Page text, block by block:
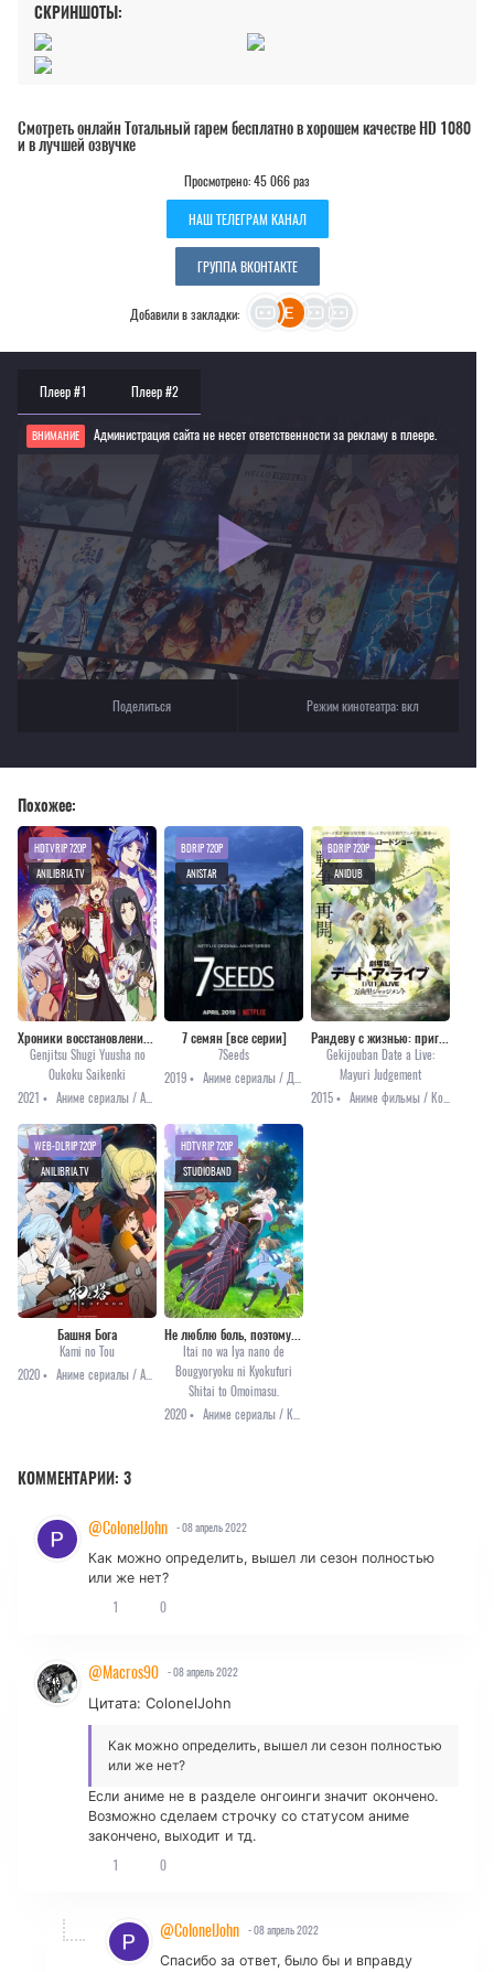
СКРИНШОТЫ:
Смотреть онлайн Тотальный гарем бесплатно в хорошем качестве HD 1080
и в лучшей озвучке
Просмотрено: 45 066 раз
НАШ ТЕЛЕГРАМ КАНАЛ
ГРУППА ВКОНТАКТЕ
Добавили в закладки:
Плеер #1 Плеер #2
ВНИМАНИЕ Администрация сайта не несет ответственности за рекламу в плеере.
Если видео не работает, обновите страницу или выберите другой плеер!
Для просмотра некоторых аниме необходимо установить VPN
Текущее воспроизведение：Тотальный гарем
Поделиться Режим кинотеатра:вкл
Похожее:
Genjitsu Shugi Yuusha no
Oukoku Saikenki
2021 •
HDTVRIP 720P
ANILIBRIA.TV
7 семян [все серии]
7Seeds
2019 •
BDRIP 720P
ANISTAR
Gekijouban Date a Live:
Mayuri Judgement
2015 •
BDRIP 720P
ANIDUB
Башня Бога
Kami no Tou
2020 •
Аниме сериалы / Аниме 2020 / Приключения / Фэнтези
WEB-DLRIP 720P
ANILIBRIA.TV
Не люблю боль, поэтому собираюсь вложить всё в защиту [ТВ-1]
Itai no wa Iya nano de
Bougyoryoku ni Kyokufuri
Shitai to Omoimasu.
2020 •
Аниме сериалы / Комедия / Приключения / Фэнтези
HDTVRIP 720P
STUDIOBAND
КОММЕНТАРИИ: 3
@ColonelJohn - 08 апрель 2022
Как можно определить, вышел ли сезон полностью
или же нет?
1 0
@Macros90 - 08 апрель 2022
Цитата: ColonelJohn
Как можно определить, вышел ли сезон полностью
или же нет?
Если аниме не в разделе онгоинги значит окончено.
Возможно сделаем строчку со статусом аниме
закончено, выходит и тд.
1 0
@ColonelJohn - 08 апрель 2022
Спасибо за ответ, было бы и вправду